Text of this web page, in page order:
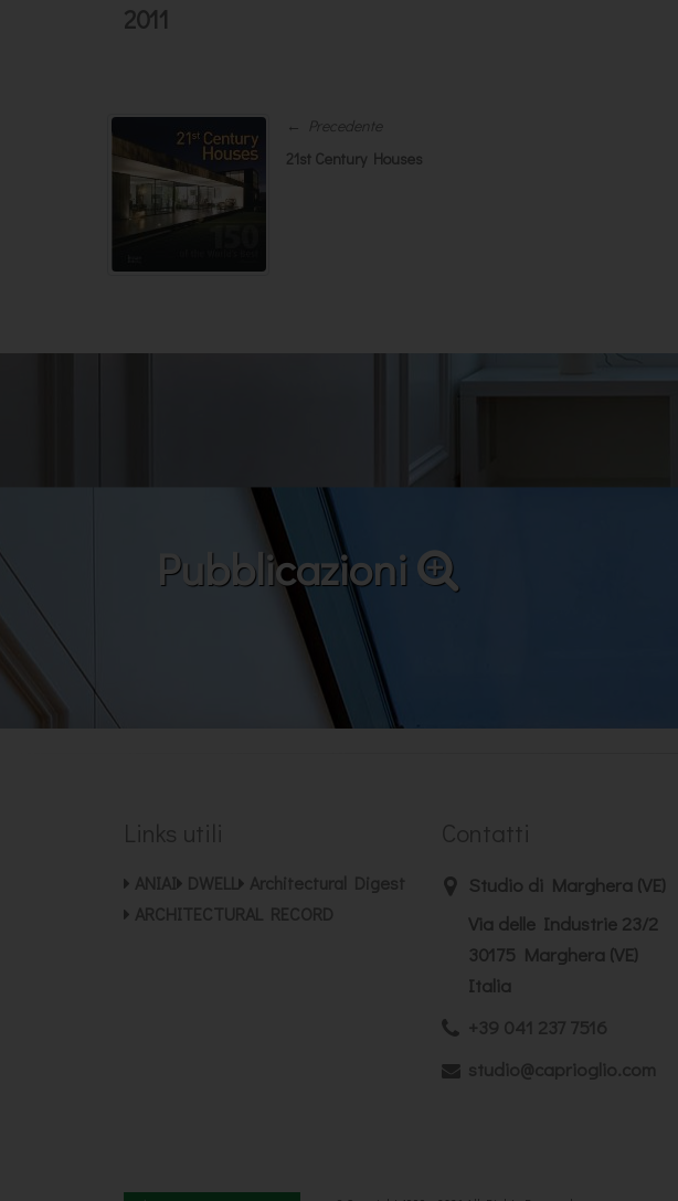
2011
← Precedente
21st Century Houses
Pubblicazioni
Links utili
ANIAI DWELL
Architectural Digest
ARCHITECTURAL RECORD
Contatti
Studio di Marghera (VE)
Via delle Industrie 23/2
30175 Marghera (VE)
Italia
+39 041 237 7516
studio@caprioglio.com